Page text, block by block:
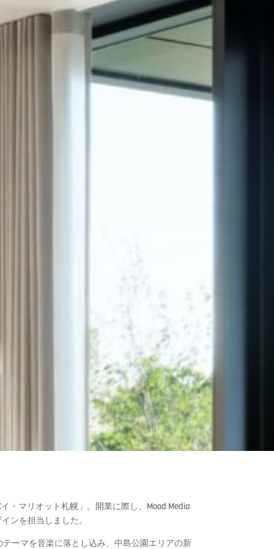
・マリオット札幌」。開業に際し、 Mood Media
ンを担当しました。
ーマを音楽に落とし込み、中島公園エリアの新